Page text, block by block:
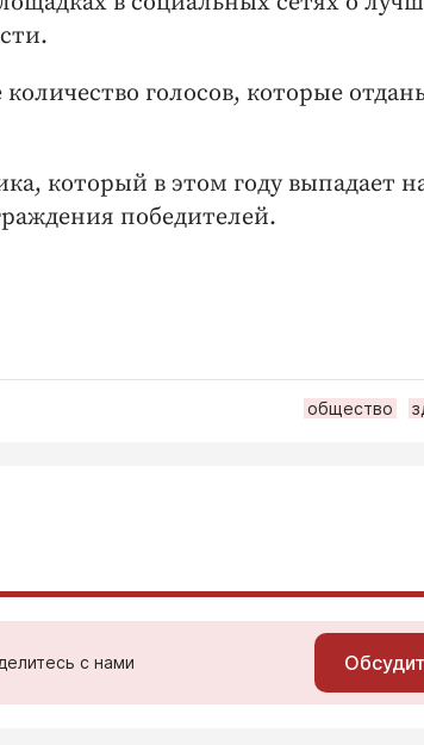
голосов, которые
который в этом году выпадает
победителей.
общество
с нами